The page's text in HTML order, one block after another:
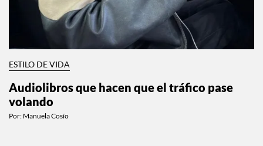
ESTILO DE VIDA
Audiolibros que hacen que el tráfico pase
volando
Por: Manuela Cosío